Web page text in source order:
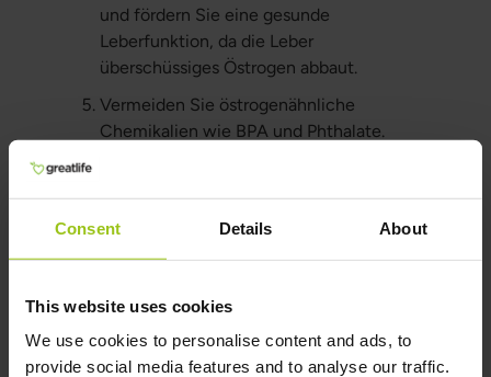
Consent Details About
This website uses cookies
We use cookies to personalise content and ads, to
provide social media features and to analyse our traffic.
und fördern Sie eine gesunde
Leberfunktion, da die Leber
überschüssiges Östrogen abbaut.
Vermeiden Sie östrogenähnliche
Chemikalien wie BPA und Phthalate.
Vermeiden Sie Kaffee.
Nahrungsergänzungsmittel
bei Endometriose, PCOS und
PCO